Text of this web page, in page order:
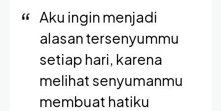
Aku ingin menjadi
alasan tersenyummu
setiap hari, karena
melihat senyumanmu
membuat hatiku